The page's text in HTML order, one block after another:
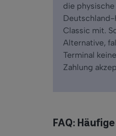
die physische
Classic mit.
Alternative,
Terminal
Zahlung
FAQ: